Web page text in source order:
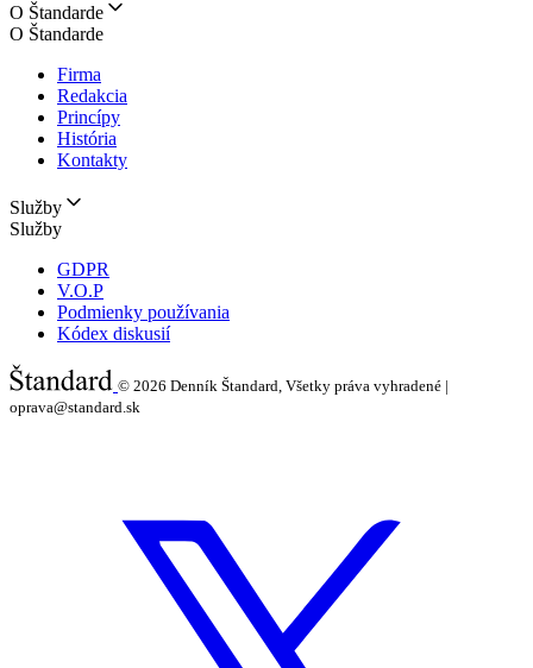
O Štandarde
O Štandarde
Firma
Redakcia
Princípy
História
Kontakty
Služby
Služby
GDPR
V.O.P
Podmienky používania
Kódex diskusií
© 2026 Denník Štandard, Všetky práva vyhradené |
oprava@standard.sk